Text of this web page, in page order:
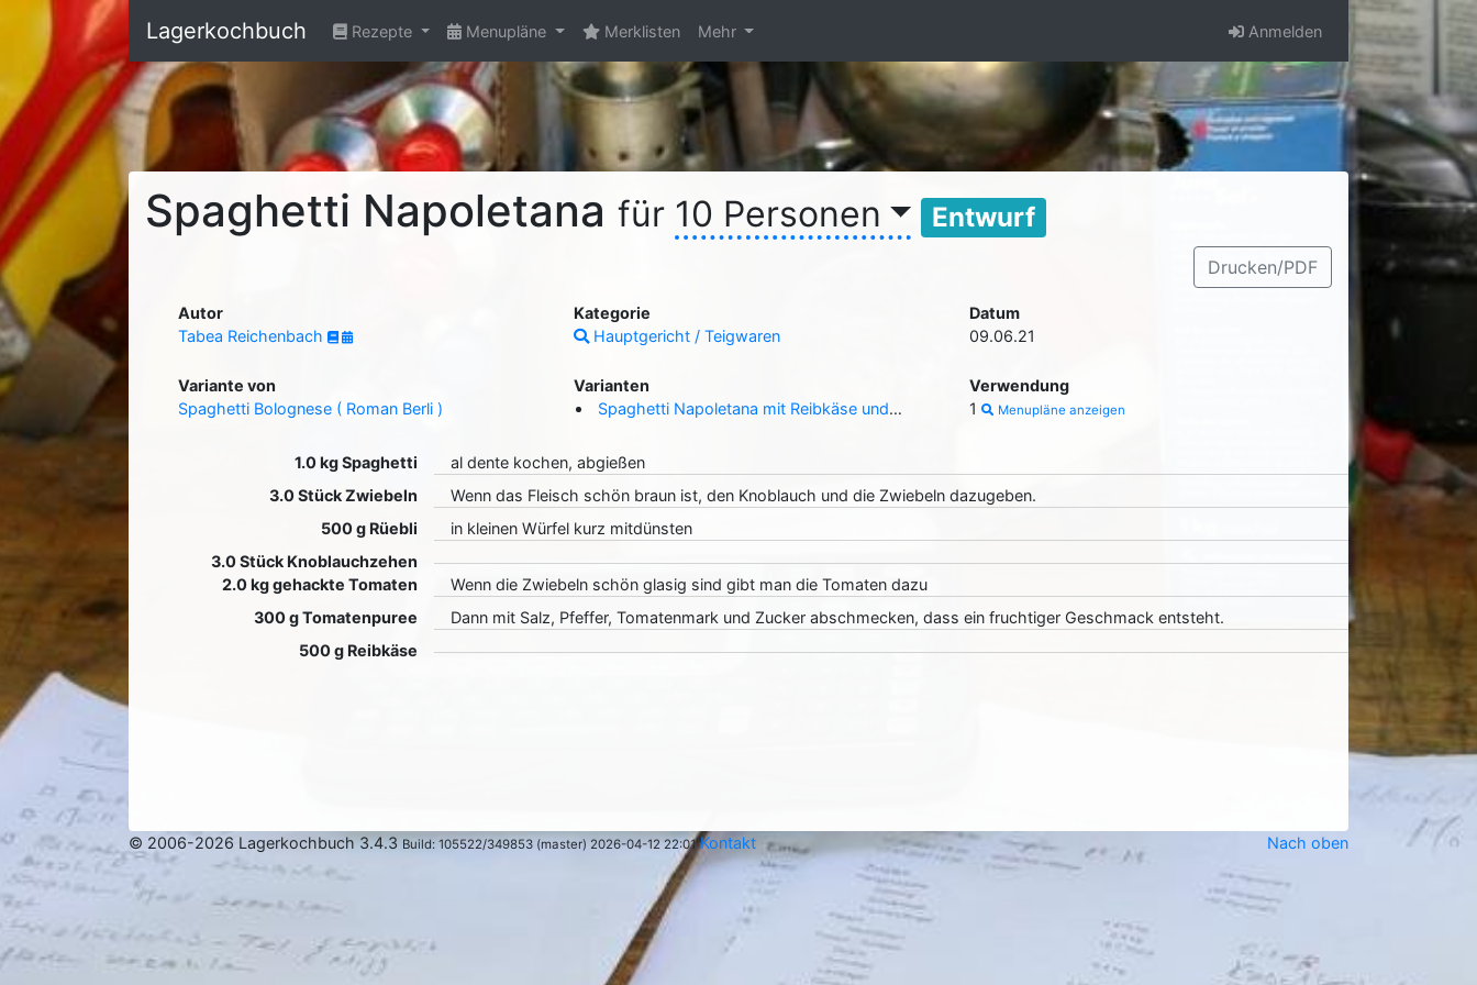
Lagerkochbuch Rezepte Menupläne Merklisten Mehr Anmelden
Spaghetti Napoletana für 10 Personen Entwurf
Drucken/PDF
Autor
Tabea Reichenbach
Kategorie
Hauptgericht / Teigwaren
Datum
09.06.21
Variante von
Spaghetti Bolognese ( Roman Berli )
Varianten
Spaghetti Napoletana mit Reibkäse und Salat ( Tabea Reichenbach )
Verwendung
1
Menupläne anzeigen
1.0 kg Spaghetti
al dente kochen, abgießen
3.0 Stück Zwiebeln
Wenn das Fleisch schön braun ist, den Knoblauch und die Zwiebeln dazugeben.
500 g Rüebli
in kleinen Würfel kurz mitdünsten
3.0 Stück Knoblauchzehen
2.0 kg gehackte Tomaten
Wenn die Zwiebeln schön glasig sind gibt man die Tomaten dazu
300 g Tomatenpuree
Dann mit Salz, Pfeffer, Tomatenmark und Zucker abschmecken, dass ein fruchtiger Geschmack entsteht.
500 g Reibkäse
Nach oben
© 2006-2026 Lagerkochbuch 3.4.3Build: 105522/349853 (master) 2026-04-12 22:01 Kontakt